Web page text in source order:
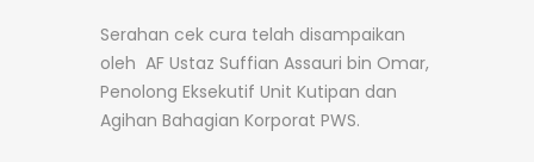
Serahan cek cura telah disampaikan
oleh AF Ustaz Suffian Assauri bin Omar,
Penolong Eksekutif Unit Kutipan dan
Agihan Bahagian Korporat PWS.